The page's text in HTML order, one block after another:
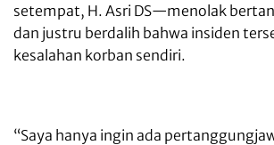
setempat, H. Asri DS—menolak
dan justru berdalih bahwa insiden
kesalahan korban sendiri.
“Saya hanya ingin ada